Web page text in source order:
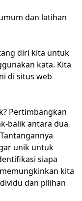
dan latihan
diri kita untuk
kata. Kita
di situs web
Pertimbangkan
balik antara dua
unik untuk
siapa
kita
dan pilihan